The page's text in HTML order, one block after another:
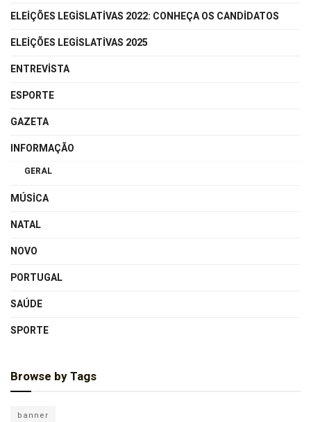
ELEIÇÕES LEGISLATIVAS 2022: CONHEÇA OS CANDIDATOS
ELEIÇÕES LEGISLATIVAS 2025
ENTREVISTA
ESPORTE
GAZETA
INFORMAÇÃO
GERAL
MÚSICA
NATAL
NOVO
PORTUGAL
SAÚDE
SPORTE
Browse by Tags
banner